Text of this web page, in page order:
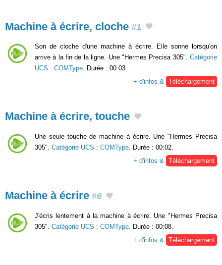
Machine à écrire, cloche #1
Son de cloche d'une machine à écrire. Elle sonne lorsqu'on
arrive à la fin de la ligne. Une "Hermes Precisa 305". Catégorie
UCS : COMType. Durée : 00:03.
+ d'infos & Téléchargement
Machine à écrire, touche
Une seule touche de machine à écrire. Une "Hermes Precisa
305". Catégorie UCS : COMType . Durée : 00:02.
+ d'infos &
Téléchargement
Machine à écrire #6
J'écris lentement à la machine à écrire. Une "Hermes Precisa
305". Catégorie UCS : COMType . Durée : 00:08.
+ d'infos &
Téléchargement